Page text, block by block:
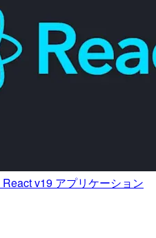
v19 アプリケーション